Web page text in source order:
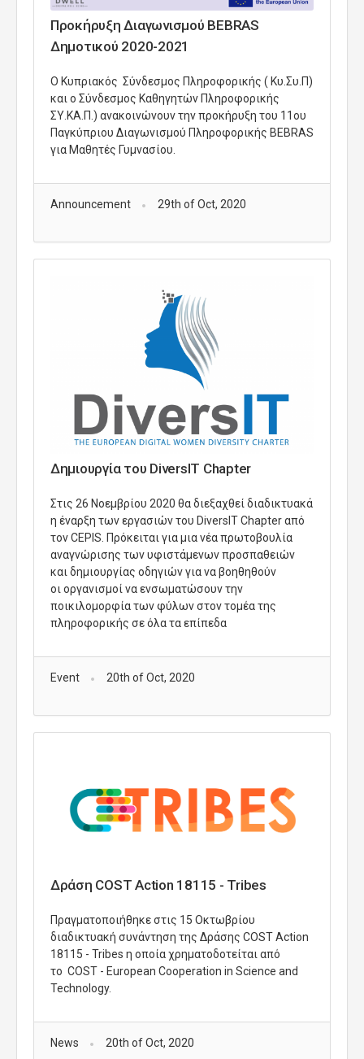
Προκήρυξη Διαγωνισμού BEBRAS
Δημοτικού 2020-2021
O Κυπριακός Σύνδεσμος Πληροφορικής ( Κυ.Συ.Π)
και ο Σύνδεσμος Καθηγητών Πληροφορικής
ΣΥ.ΚΑ.Π.) ανακοινώνουν την προκήρυξη του 11ου
Παγκύπριου Διαγωνισμού Πληροφορικής BEBRAS
για Μαθητές Γυμνασίου.
Announcement 29th of Oct, 2020
Δημιουργία του DiversIT Chapter
Στις 26 Νοεμβρίου 2020 θα διεξαχθεί διαδικτυακά
η έναρξη των εργασιών του DiversIT Chapter από
τον CEPIS. Πρόκειται για μια νέα πρωτοβουλία
αναγνώρισης των υφιστάμενων προσπαθειών
και δημιουργίας οδηγιών για να βοηθηθούν
οι οργανισμοί να ενσωματώσουν την
ποικιλομορφία των φύλων στον τομέα της
πληροφορικής σε όλα τα επίπεδα
Event 20th of Oct, 2020
Δράση COST Action 18115 - Tribes
Πραγματοποιήθηκε στις 15 Οκτωβρίου
διαδικτυακή συνάντηση της Δράσης COST Action
18115 - Tribes η οποία χρηματοδοτείται από
το COST - European Cooperation in Science and
Technology.
News 20th of Oct, 2020